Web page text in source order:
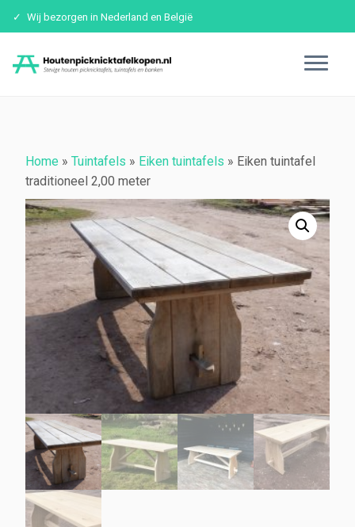
Wij bezorgen in Nederland en België
Home » Tuintafels » Eiken tuintafels » Eiken tuintafel
traditioneel 2,00 meter